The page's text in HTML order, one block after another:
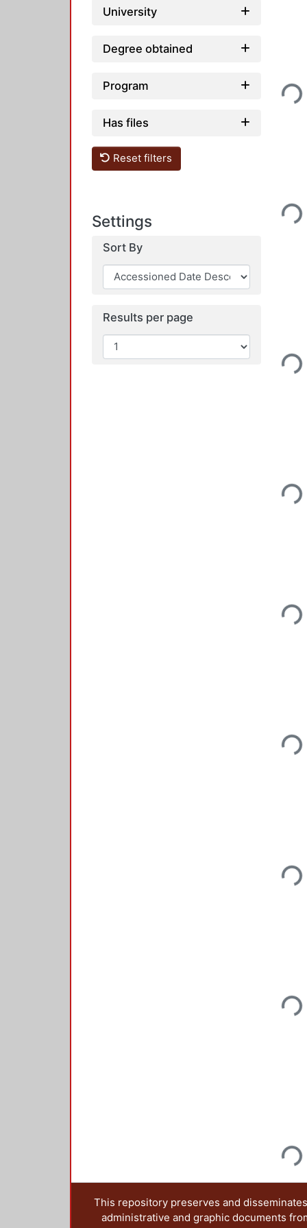
University
Degree obtained
Program
Has files
Reset filters
Settings
Sort By
Results per page
This repository preserves and
administrative and graphic documents